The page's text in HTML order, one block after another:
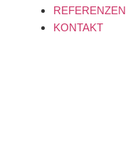
REFERENZEN
KONTAKT